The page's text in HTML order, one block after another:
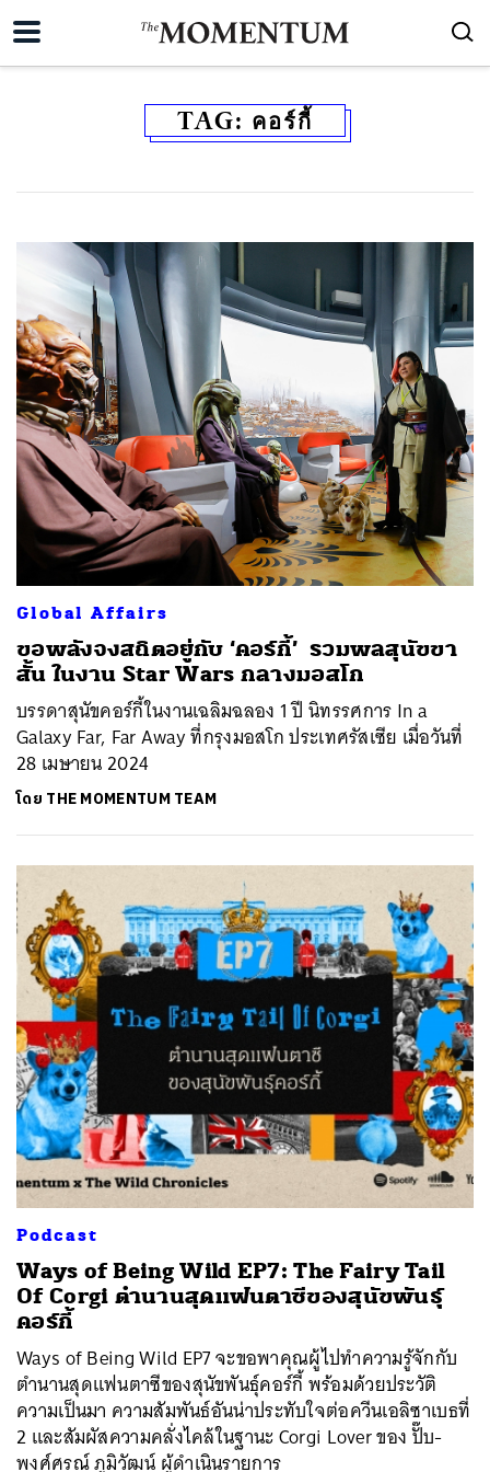
TAG: คอร์กี้
Global Affairs
ขอพลังจงสถิตอยู่กับ ‘คอร์กี้’ รวมพลสุนัขขา
สั้น ในงาน Star Wars กลางมอสโก
บรรดาสุนัขคอร์กี้ในงานเฉลิมฉลอง 1 ปี นิทรรศการ In a
Galaxy Far, Far Away ที่กรุงมอสโก ประเทศรัสเซีย เมื่อวันที่
28 เมษายน 2024
โดย THE MOMENTUM TEAM
Podcast
Ways of Being Wild EP7: The Fairy Tail
Of Corgi ตำนานสุดแฟนตาซีของสุนัขพันธุ์
คอร์กี้
Ways of Being Wild EP7 จะขอพาคุณผู้ไปทำความรู้จักกับ
ตำนานสุดแฟนตาซีของสุนัขพันธุ์คอร์กี้ พร้อมด้วยประวัติ
ความเป็นมา ความสัมพันธ์อันน่าประทับใจต่อควีนเอลิซาเบธที่
2 และสัมผัสความคลั่งไคล้ในฐานะ Corgi Lover ของ ปั๊บ-
พงศ์ศรณ์ ภูมิวัฒน์ ผู้ดำเนินรายการ
SHARE TWEET LINE EMAIL